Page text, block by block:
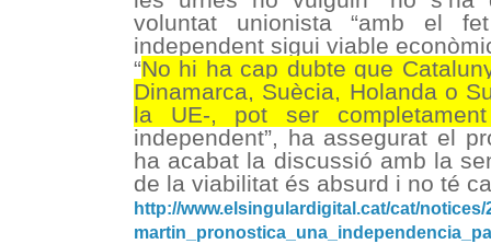
voluntat unionista “amb el
independent sigui viable
“No hi ha cap dubte que
Dinamarca, Suècia, Holanda o
la UE-, pot ser
independent”, ha assegurat el
ha acabat la discussió amb la
de la viabilitat és absurd i no té
http://www.elsingulardigital.cat/cat/notices/